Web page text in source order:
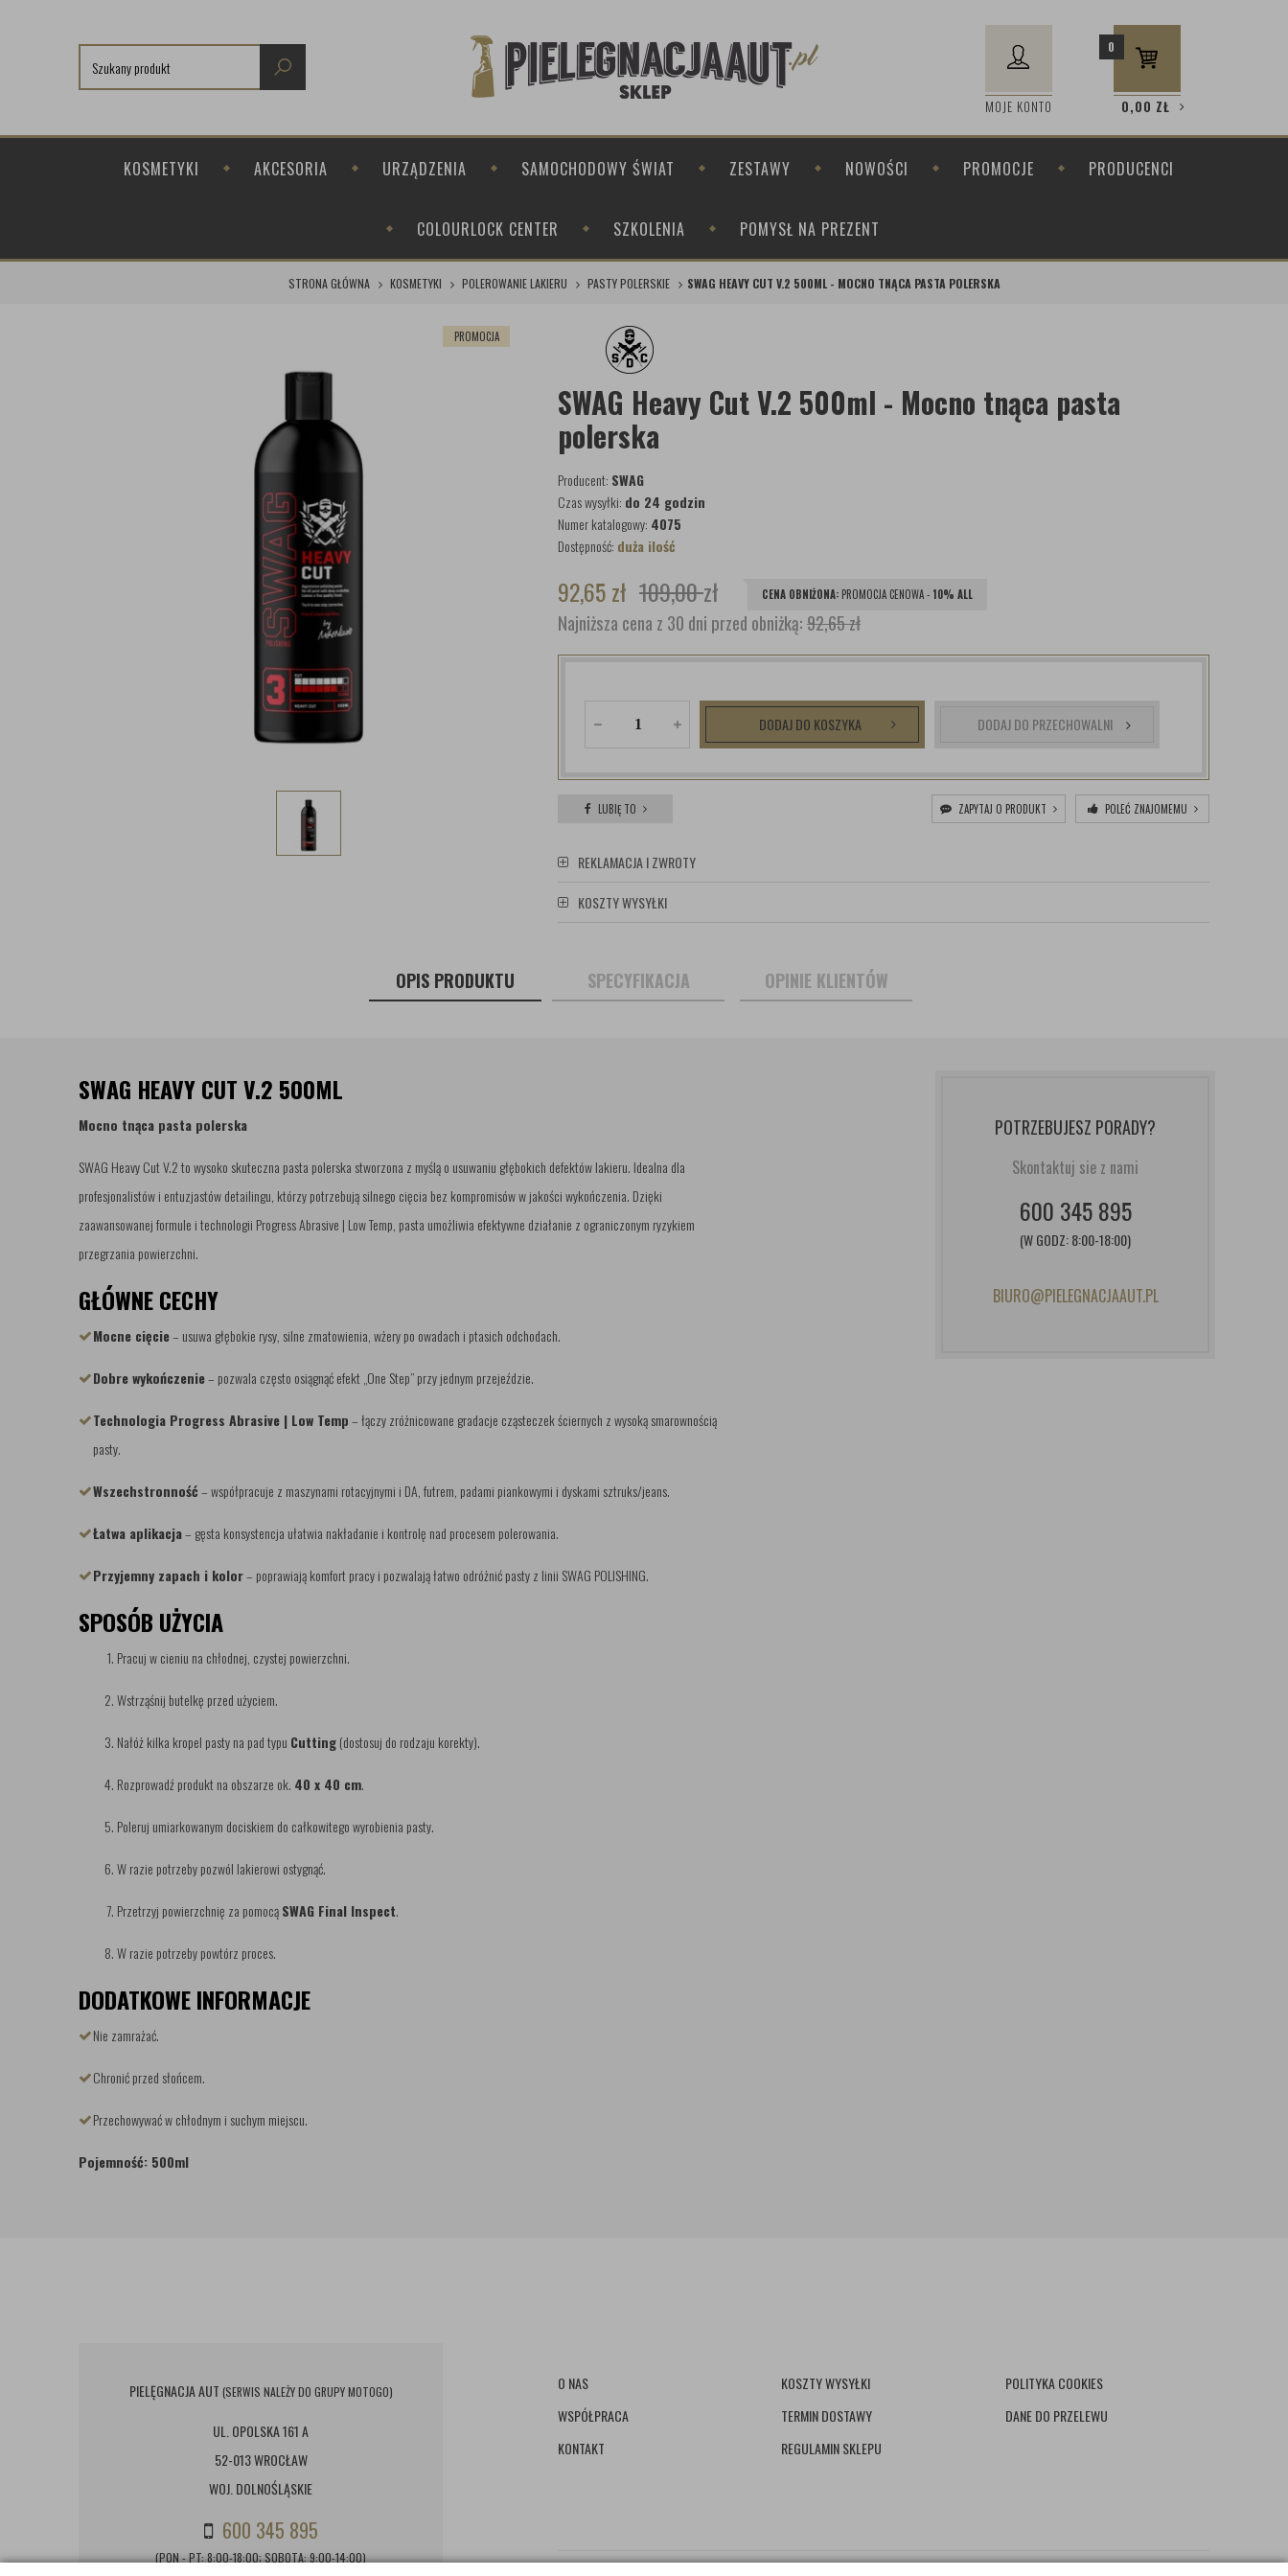
MOJE KONTO
0
0,00 ZŁ
KOSMETYKI AKCESORIA URZĄDZENIA SAMOCHODOWY ŚWIAT ZESTAWY NOWOŚCI PROMOCJE PRODUCENCI
COLOURLOCK CENTER SZKOLENIA POMYSŁ NA PREZENT
STRONA GŁÓWNA KOSMETYKI POLEROWANIE LAKIERU PASTY POLERSKIE SWAG HEAVY CUT V.2 500ML - MOCNO TNĄCA PASTA POLERSKA
PROMOCJA
SWAG Heavy Cut V.2 500ml - Mocno tnąca pasta
polerska
Producent: SWAG
Czas wysyłki: do 24 godzin
Numer katalogowy: 4075
Dostępność: duża ilość
92,65zł 109,00zł CENA OBNIŻONA: PROMOCJA CENOWA -10% ALL
Najniższa cena z 30 dni przed obniżką:92,65 zł
DODAJ DO KOSZYKA DODAJ DO PRZECHOWALNI
LUBIĘ TO ZAPYTAJ O PRODUKT POLEĆ ZNAJOMEMU
REKLAMACJA I ZWROTY
KOSZTY WYSYŁKI
OPIS PRODUKTU SPECYFIKACJA OPINIE KLIENTÓW
SWAG HEAVY CUT V.2 500ML
Mocno tnąca pasta polerska
SWAG Heavy Cut V.2 to wysoko skuteczna pasta polerska stworzona z myślą o usuwaniu głębokich defektów lakieru. Idealna dla
profesjonalistów i entuzjastów detailingu, którzy potrzebują silnego cięcia bez kompromisów w jakości wykończenia. Dzięki
zaawansowanej formule i technologii Progress Abrasive | Low Temp, pasta umożliwia efektywne działanie z ograniczonym ryzykiem
przegrzania powierzchni.
GŁÓWNE CECHY
Mocne cięcie– usuwa głębokie rysy, silne zmatowienia, wżery po owadach i ptasich odchodach.
Dobre wykończenie– pozwala często osiągnąć efekt „One Step” przy jednym przejeździe.
Technologia Progress Abrasive | Low Temp– łączy zróżnicowane gradacje cząsteczek ściernych z wysoką smarownością
pasty.
Wszechstronność– współpracuje z maszynami rotacyjnymi i DA, futrem, padami piankowymi i dyskami sztruks/jeans.
Łatwa aplikacja– gęsta konsystencja ułatwia nakładanie i kontrolę nad procesem polerowania.
Przyjemny zapach i kolor– poprawiają komfort pracy i pozwalają łatwo odróżnić pasty z linii SWAG POLISHING.
SPOSÓB UŻYCIA
Pracuj w cieniu na chłodnej, czystej powierzchni.
Wstrząśnij butelkę przed użyciem.
Nałóż kilka kropel pasty na pad typu Cutting(dostosuj do rodzaju korekty).
Rozprowadź produkt na obszarze ok. 40 x 40 cm.
Poleruj umiarkowanym dociskiem do całkowitego wyrobienia pasty.
W razie potrzeby pozwól lakierowi ostygnąć.
Przetrzyj powierzchnię za pomocąSWAG Final Inspect.
W razie potrzeby powtórz proces.
DODATKOWE INFORMACJE
Nie zamrażać.
Chronić przed słońcem.
Przechowywać w chłodnym i suchym miejscu.
Pojemność: 500ml
POTRZEBUJESZ PORADY?
Skontaktuj sie z nami
600 345 895
(W GODZ: 8:00-18:00)
BIURO@PIELEGNACJAAUT.PL
PIELĘGNACJA AUT (SERWIS NALEŻY DO GRUPY MOTOGO)
UL. OPOLSKA 161 A
52-013 WROCŁAW
WOJ. DOLNOŚLĄSKIE
600 345 895
(PON - PT: 8:00-18:00; SOBOTA: 9:00-14:00)
O NAS
WSPÓŁPRACA
KONTAKT
KOSZTY WYSYŁKI
TERMIN DOSTAWY
REGULAMIN SKLEPU
POLITYKA COOKIES
DANE DO PRZELEWU